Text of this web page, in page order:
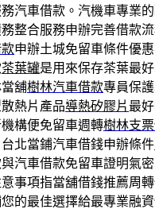
汽車借款。汽機車專業
整合服務申辦完善借款
申辦土城免留車條件優
茶葉罐是用來保存茶葉最
舖樹林汽車借款專員保
熱片產品導熱矽膠片 最
構便免留車週轉樹林支
北當鋪汽車借錢申辦條件
汽車借款免留車證明氣
事項指當舖借錢推薦周
的最佳選擇給最專業融